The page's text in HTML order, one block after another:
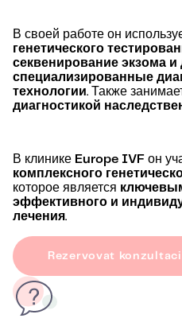
В своей работе он
генетического
секвенирование экзома и
специализированные
технологии. Также
диагностикой
В клинике Europe IVF он
комплексного
которое является
эффективного и
лечения.
Rezervovat konzultaci